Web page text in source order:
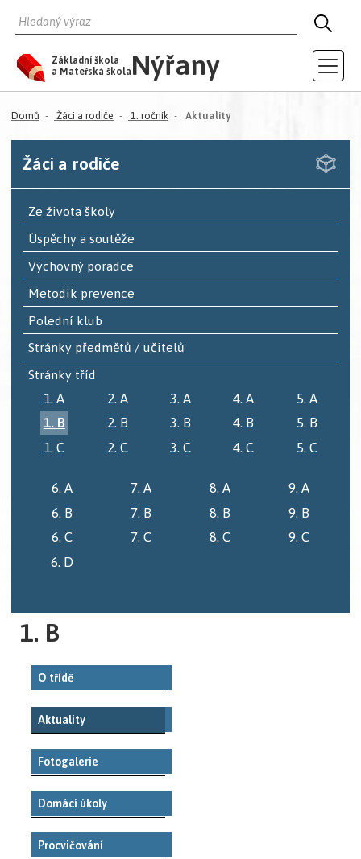
HLEDAT
Základní škola
a Mateřská škola Nýřany
Domů Žáci a rodiče 1. ročník Aktuality(aktuální)
Žáci a rodiče
Ze života školy
Úspěchy a soutěže
Výchovný poradce
Metodik prevence
Polední klub
Stránky předmětů / učitelů
Stránky tříd
1. A
1. B
1. C
2. A
2. B
2. C
3. A
3. B
3. C
4. A
4. B
4. C
5. A
5. B
5. C
6. A
6. B
6. C
6. D
7. A
7. B
7. C
8. A
8. B
8. C
9. A
9. B
9. C
1. B
O třídě
Aktuality
Fotogalerie
Domácí úkoly
Procvičování